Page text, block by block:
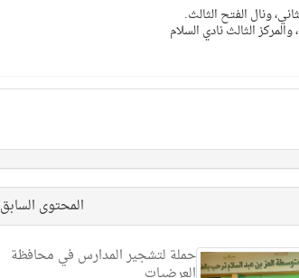
ونال الفتح الثالث.
الثالث نادي السلام
المحتوى السابق
حملة لتشجير المدارس في محافظة